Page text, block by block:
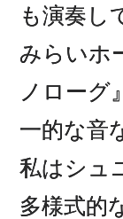
も演奏し
みらいホ
ノローグ
一的な音
私はシュ
多様式的